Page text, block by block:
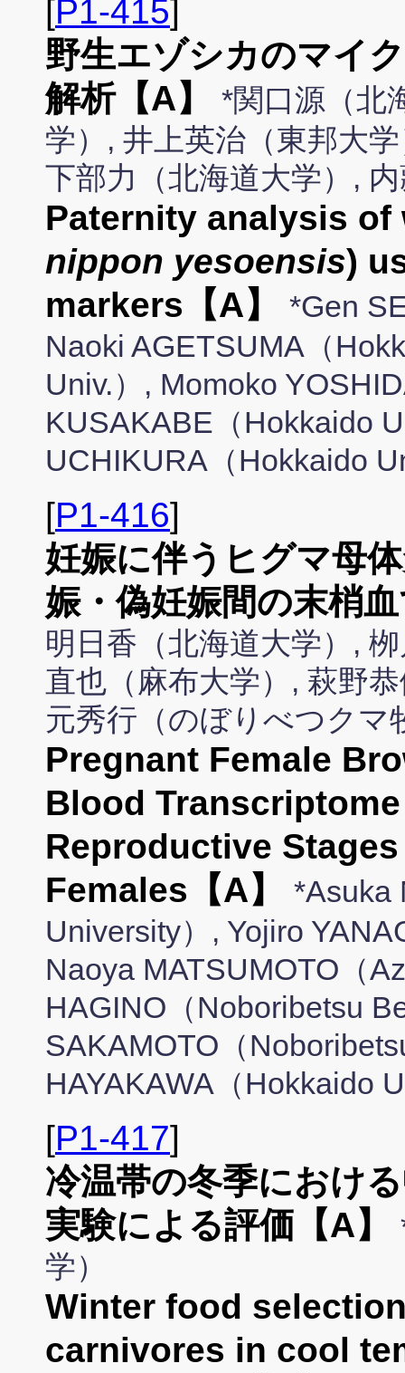
[P1-415]
野生エゾシカのマイ
解析【A】
*関口源（北
学）, 井上英治（東邦大
下部力（北海道大学）,
Paternity analysis of
nippon yesoensis)
markers【A】
*Gen
Naoki AGETSUMA（
Univ.）, Momoko
KUSAKABE（Hokkaido
UCHIKURA（Hokkaido
[P1-416]
妊娠に伴うヒグマ母
娠・偽妊娠間の末梢
明日香（北海道大学）,
直也（麻布大学）, 萩野
元秀行（のぼりべつクマ
Pregnant Female
Blood
Reproductive
Females【A】
*Asuka
University）, Yojiro
Naoya MATSUMOTO（
HAGINO（Noboribetsu
SAKAMOTO（
HAYAKAWA（Hokkaido
[P1-417]
冷温帯の冬季におけ
実験による評価【A】
学）
Winter food
carnivores in cool